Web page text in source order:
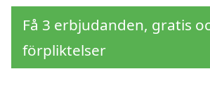
Få 3 erbjudanden, gratis
förpliktelser